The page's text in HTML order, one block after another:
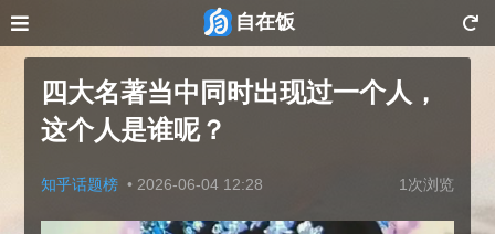
自在饭
四大名著当中同时出现过一个人，
这个人是谁呢？
知乎话题榜 • 2026-06-04 12:28 1次浏览